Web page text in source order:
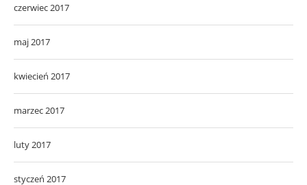
czerwiec 2017
maj 2017
kwiecień 2017
marzec 2017
luty 2017
styczeń 2017